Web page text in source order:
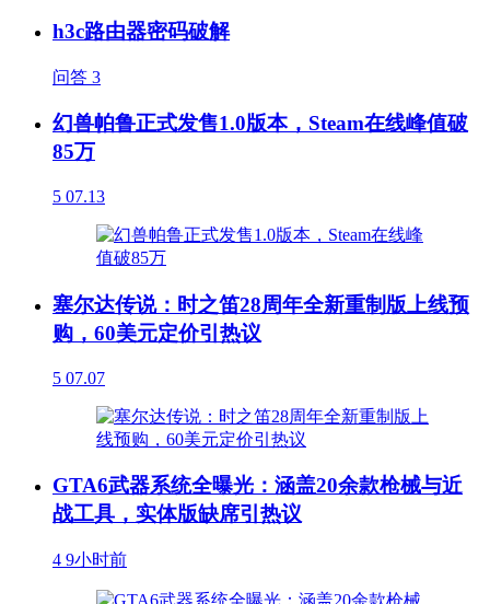
h3c路由器密码破解
问答 3
幻兽帕鲁正式发售1.0版本，Steam在线峰值破
85万
5 07.13
塞尔达传说：时之笛28周年全新重制版上线预
购，60美元定价引热议
5 07.07
GTA6武器系统全曝光：涵盖20余款枪械与近
战工具，实体版缺席引热议
4 9小时前